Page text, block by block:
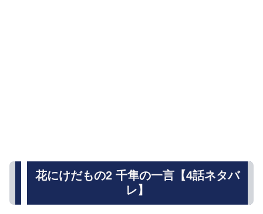
花にけだもの2 千隼の一言【4話ネタバ
レ】